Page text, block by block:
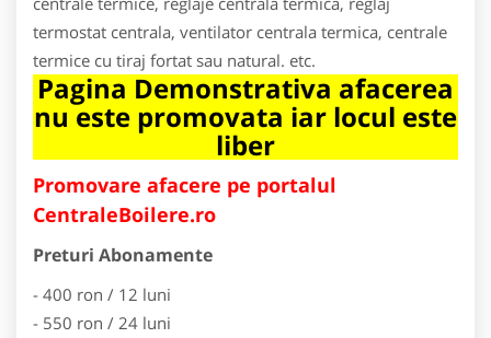
termostat centrala, ventilator centrala termica, centrale
termice cu tiraj fortat sau natural. etc.
Pagina Demonstrativa afacerea
nu este promovata iar locul este
liber
Promovare afacere pe portalul
CentraleBoilere.ro
Preturi Abonamente
- 400 ron / 12 luni
- 550 ron / 24 luni